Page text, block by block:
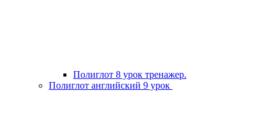
Полиглот 8 урок тренажер.
Полиглот английский 9 урок